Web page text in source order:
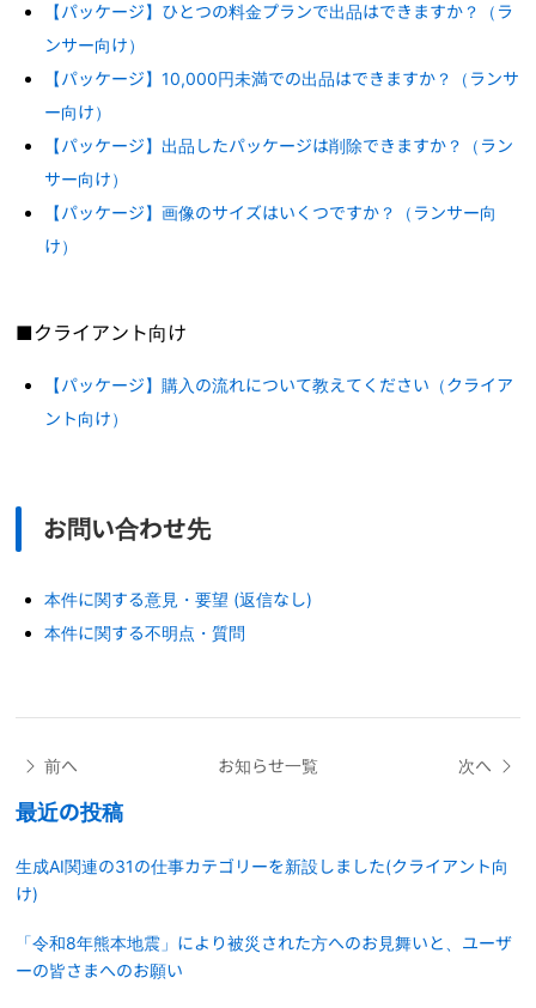
【パッケージ】ひとつの料金プランで出品はできますか？（ラ
ンサー向け）
【パッケージ】10,000円未満での出品はできますか？（ランサ
ー向け）
【パッケージ】出品したパッケージは削除できますか？（ラン
サー向け）
【パッケージ】画像のサイズはいくつですか？（ランサー向
け）
■クライアント向け
【パッケージ】購入の流れについて教えてください（クライア
ント向け）
お問い合わせ先
本件に関する意見・要望 (返信なし)
本件に関する不明点・質問
前へ お知らせ一覧 次へ
最近の投稿
生成AI関連の31の仕事カテゴリーを新設しました(クライアント向
け)
「令和8年熊本地震」により被災された方へのお見舞いと、ユーザ
ーの皆さまへのお願い